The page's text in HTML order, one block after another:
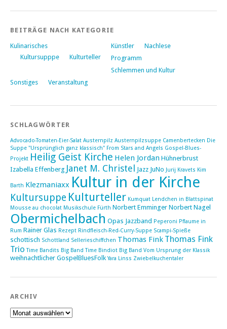
BEITRÄGE NACH KATEGORIE
Kulinarisches
Kultursupppe
Kulturteller
Künstler
Nachlese
Programm
Schlemmen und Kultur
Sonstiges
Veranstaltung
SCHLAGWÖRTER
Advocado-Tomaten-Eier-Salat Austernpilz Austernpilzsuppe Camenbertecken Die
Suppe "Ursprünglich ganz klassisch" From Stars and Angels Gospel-Blues-
Projekt Heilig Geist Kirche Helen Jordan Hühnerbrust
Izabella Effenberg Janet M. Christel Jazz JuNo Jurij Kravets Kim
Barth Klezmaniaxx Kultur in der Kirche
Kultursuppe Kulturteller Kumquat Lendchen in Blattspinat
Mousse au chocolat Musikschule Fürth Norbert Emminger Norbert Nagel
Obermichelbach Opas Jazzband Peperoni Pflaume in
Rum Rainer Glas Rezept Rindfleisch-Red-Curry-Suppe Scampi-Spieße
schottisch Schottland Sellerieschiffchen Thomas Fink Thomas Fink
Trio Time Bandits Big Band Time Bindiot Big Band Vom Ursprung der Klassik
weihnachtlicher GospelBluesFolk Yara Linss Zwiebelkuchentaler
ARCHIV
Archiv